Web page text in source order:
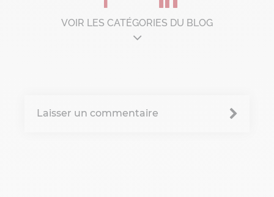
VOIR LES CATÉGORIES DU BLOG
Change management
Laisser un commentaire